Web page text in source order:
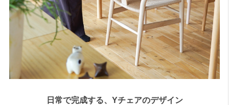
日常で完成する、Yチェアのデザイン